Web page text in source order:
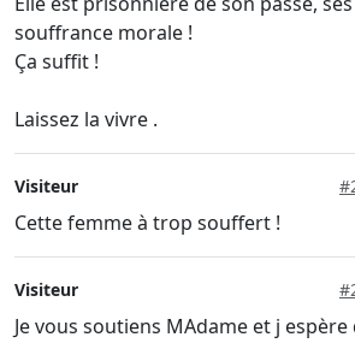
souffrance morale !
Ça suffit !
Laissez la vivre .
Visiteur
Cette femme à trop souffert !
Visiteur
Je vous soutiens MAdame et j